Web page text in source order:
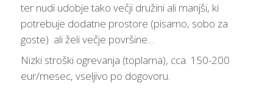
ter nudi udobje tako večji družini ali manjši, ki
potrebuje dodatne prostore (pisarno, sobo za
goste) ali želi večje površine…
Nizki stroški ogrevanja (toplarna), cca. 150-200
eur/mesec, vseljivo po dogovoru.